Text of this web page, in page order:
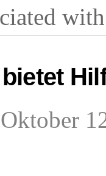
Oktober